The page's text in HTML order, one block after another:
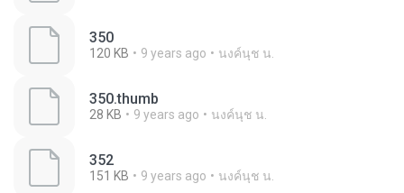
350
120 KB 9 years ago นงค์นุช น.
350.thumb
28 KB 9 years ago นงค์นุช น.
352
151 KB 9 years ago นงค์นุช น.